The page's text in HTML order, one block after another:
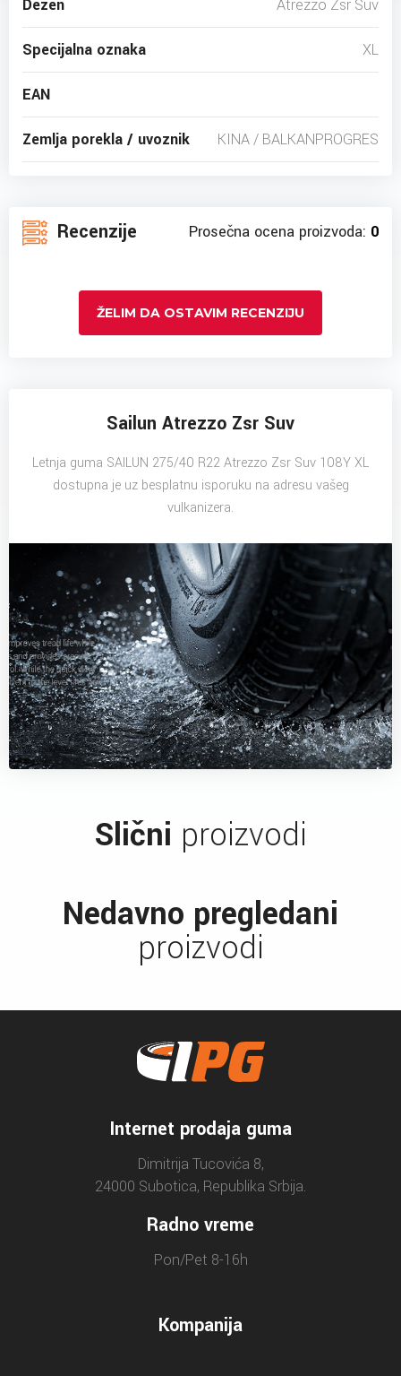
Dezen Atrezzo Zsr Suv
Specijalna oznaka XL
EAN
Zemlja porekla / uvoznik KINA / BALKANPROGRES
Recenzije Prosečna ocena proizvoda: 0
ŽELIM DA OSTAVIM RECENZIJU
Sailun Atrezzo Zsr Suv
Letnja guma SAILUN 275/40 R22 Atrezzo Zsr Suv 108Y XL
dostupna je uz besplatnu isporuku na adresu vašeg
vulkanizera.
Slični proizvodi
Nedavno pregledani
proizvodi
Internet prodaja guma
Dimitrija Tucovića 8,
24000 Subotica, Republika Srbija.
Radno vreme
Pon/Pet 8-16h
Kompanija